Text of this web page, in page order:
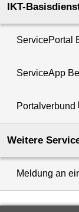
IKT-
ServicePortal
ServiceApp
Portalverbund
Weitere
Meldung an